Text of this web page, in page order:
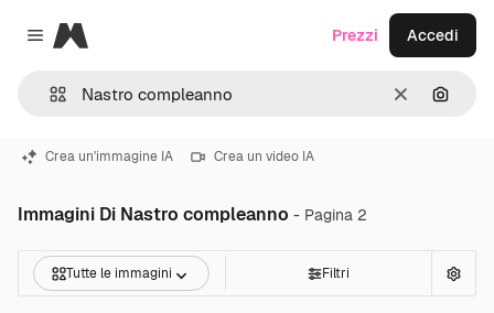
Close menu
Magnific
CancellaCerca
Prezzi Accedi
Crea un'immagine IA Crea un video IA
Immagini Di Nastro compleanno - Pagina 2
Tutte le immagini Filtri